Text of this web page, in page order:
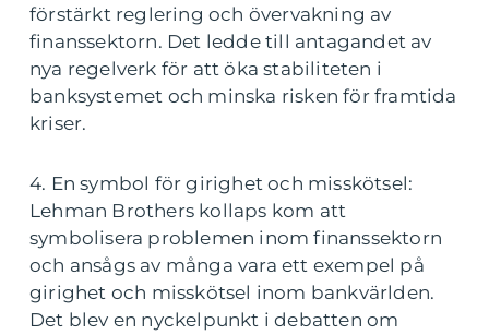
förstärkt reglering och övervakning av
finanssektorn. Det ledde till antagandet av
nya regelverk för att öka stabiliteten i
banksystemet och minska risken för framtida
kriser.
4. En symbol för girighet och misskötsel:
Lehman Brothers kollaps kom att
symbolisera problemen inom finanssektorn
och ansågs av många vara ett exempel på
girighet och misskötsel inom bankvärlden.
Det blev en nyckelpunkt i debatten om